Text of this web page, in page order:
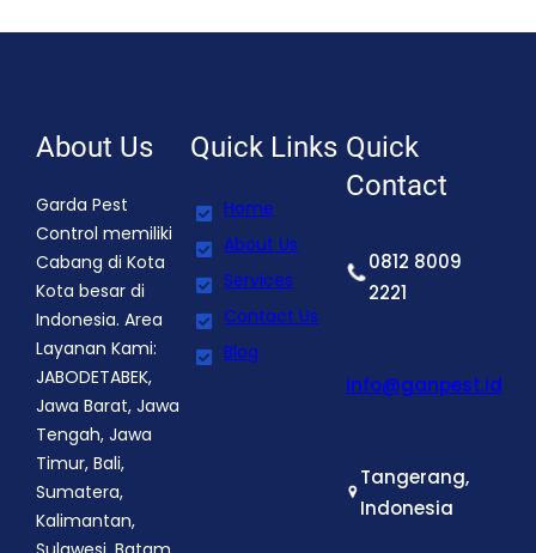
About Us
Garda Pest
Control memiliki
Cabang di Kota
Kota besar di
Indonesia. Area
Layanan Kami:
JABODETABEK,
Jawa Barat, Jawa
Tengah, Jawa
Timur, Bali,
Sumatera,
Kalimantan,
Quick Links
Home
About Us
Services
Contact Us
Blog
Quick
Contact
0812 8009
2221
info@ganpest.id
Tangerang,
Indonesia